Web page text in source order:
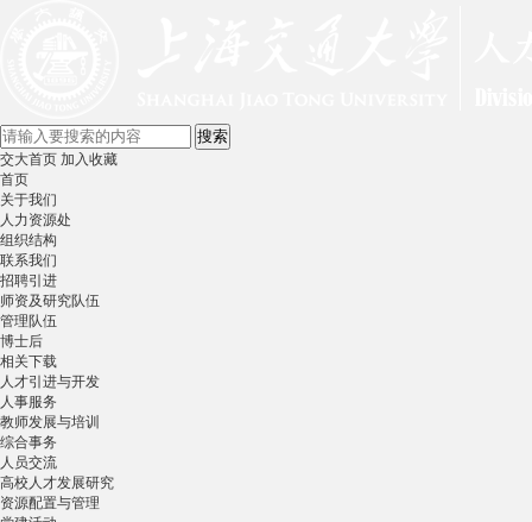
交大首页 加入收藏
首页
关于我们
人力资源处
组织结构
联系我们
招聘引进
师资及研究队伍
管理队伍
博士后
相关下载
人才引进与开发
人事服务
教师发展与培训
综合事务
人员交流
高校人才发展研究
资源配置与管理